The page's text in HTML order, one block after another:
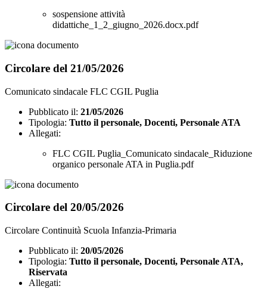
sospensione attività
didattiche_1_2_giugno_2026.docx.pdf
Circolare del 21/05/2026
Comunicato sindacale FLC CGIL Puglia
Pubblicato il: 21/05/2026
Tipologia: Tutto il personale, Docenti, Personale ATA
Allegati:
FLC CGIL Puglia_Comunicato sindacale_Riduzione
organico personale ATA in Puglia.pdf
Circolare del 20/05/2026
Circolare Continuità Scuola Infanzia-Primaria
Pubblicato il: 20/05/2026
Tipologia: Tutto il personale, Docenti, Personale ATA,
Riservata
Allegati: